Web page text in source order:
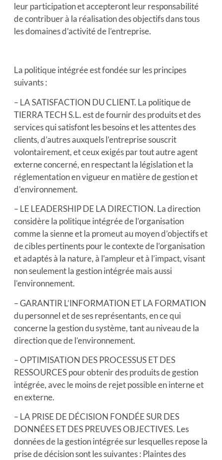
leur participation et accepteront leur responsabilité
de contribuer à la réalisation des objectifs dans tous
les domaines d’activité de l’entreprise.
La politique intégrée est fondée sur les principes
suivants :
– LA SATISFACTION DU CLIENT. La politique de
TIERRA TECH S.L. est de fournir des produits et des
services qui satisfont les besoins et les attentes des
clients, d’autres auxquels l’entreprise souscrit
volontairement, et ceux exigés par tout autre agent
externe concerné, en respectant la législation et la
réglementation en vigueur en matière de gestion et
d’environnement.
– LE LEADERSHIP DE LA DIRECTION. La direction
considère la politique intégrée de l’organisation
comme la sienne et la promeut au moyen d’objectifs et
de cibles pertinents pour le contexte de l’organisation
et adaptés à la nature, à l’ampleur et à l’impact, visant
non seulement la gestion intégrée mais aussi
l’environnement.
– GARANTIR L’INFORMATION ET LA FORMATION
du personnel et de ses représentants, en ce qui
concerne la gestion du système, tant au niveau de la
direction que de l’environnement.
– OPTIMISATION DES PROCESSUS ET DES
RESSOURCES pour obtenir des produits de gestion
intégrée, avec le moins de rejet possible en interne et
en externe.
– LA PRISE DE DÉCISION FONDÉE SUR DES
DONNÉES ET DES PREUVES OBJECTIVES. Les
données de la gestion intégrée sur lesquelles repose la
prise de décision sont les suivantes : Plaintes des